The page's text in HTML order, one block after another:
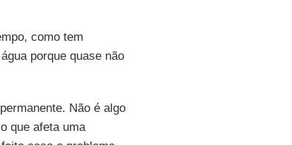
como tem
porque quase não
Não é algo
que afeta uma